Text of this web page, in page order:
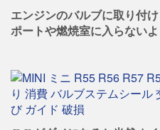
エンジンのバルブに取り付
ポートや燃焼室に入らないよ